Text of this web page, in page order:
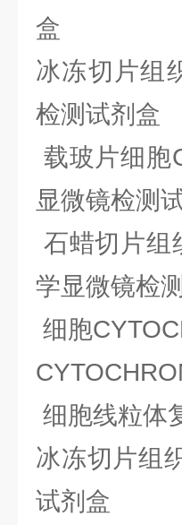
盒
冰冻切片组
检测试剂盒
载玻片细胞
显微镜检测
石蜡切片组
学显微镜检
细胞
细胞线粒体
冰冻切片组
试剂盒